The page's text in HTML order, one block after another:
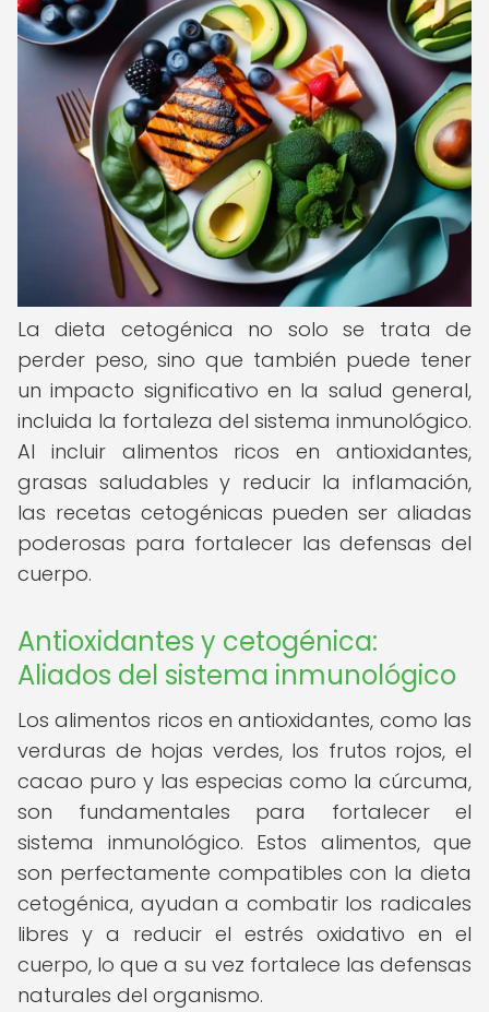
La dieta cetogénica no solo se trata de
perder peso, sino que también puede tener
un impacto significativo en la salud general,
incluida la fortaleza del sistema inmunológico.
Al incluir alimentos ricos en antioxidantes,
grasas saludables y reducir la inflamación,
las recetas cetogénicas pueden ser aliadas
poderosas para fortalecer las defensas del
cuerpo.
Antioxidantes y cetogénica:
Aliados del sistema inmunológico
Los alimentos ricos en antioxidantes, como las
verduras de hojas verdes, los frutos rojos, el
cacao puro y las especias como la cúrcuma,
son fundamentales para fortalecer el
sistema inmunológico. Estos alimentos, que
son perfectamente compatibles con la dieta
cetogénica, ayudan a combatir los radicales
libres y a reducir el estrés oxidativo en el
cuerpo, lo que a su vez fortalece las defensas
naturales del organismo.